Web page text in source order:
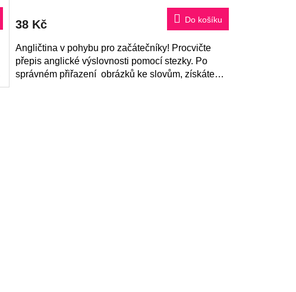
38 Kč Do košíku
Angličtina v pohybu pro začátečníky! Procvičte
přepis anglické výslovnosti pomocí stezky. Po
správném přiřazení obrázků ke slovům, získáte